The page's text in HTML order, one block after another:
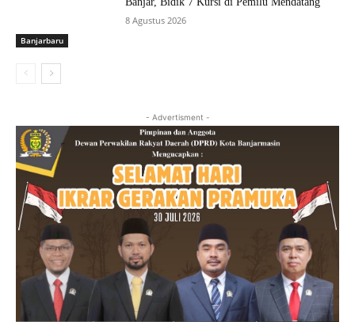
Banjarbaru
8 Agustus 2026
- Advertisment -